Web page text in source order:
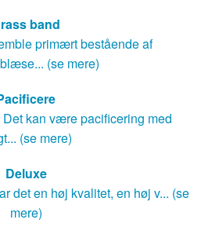
band
primært bestående af
(se mere)
kan være pacificering med
(se mere)
Deluxe
det en høj kvalitet, en høj v... (se
mere)